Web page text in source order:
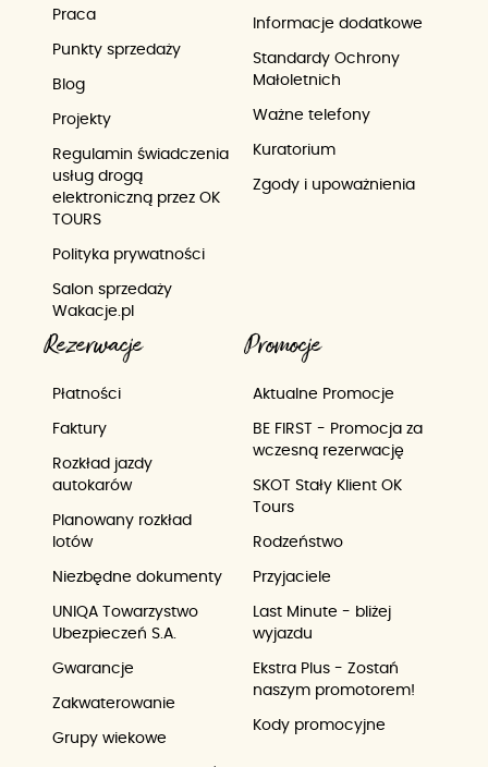
Praca
Punkty sprzedaży
Blog
Projekty
Regulamin świadczenia
usług drogą
elektroniczną przez OK
TOURS
Polityka prywatności
Salon sprzedaży
Wakacje.pl
Informacje dodatkowe
Standardy Ochrony
Małoletnich
Ważne telefony
Kuratorium
Zgody i upoważnienia
Rezerwacje
Płatności
Faktury
Rozkład jazdy
autokarów
Planowany rozkład
lotów
Niezbędne dokumenty
UNIQA Towarzystwo
Ubezpieczeń S.A.
Gwarancje
Zakwaterowanie
Grupy wiekowe
Promocje
Aktualne Promocje
BE FIRST - Promocja za
wczesną rezerwację
SKOT Stały Klient OK
Tours
Rodzeństwo
Przyjaciele
Last Minute - bliżej
wyjazdu
Ekstra Plus - Zostań
naszym promotorem!
Kody promocyjne